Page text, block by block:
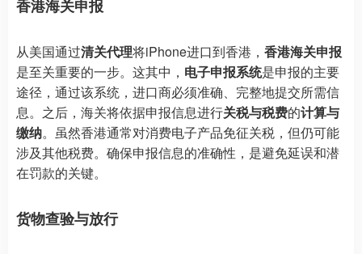
香港海关申报
从美国通过清关代理将iPhone进口到香港， 香港海关申报
是至关重要的一步。这其中， 电子申报系统是申报的主要
途径，通过该系统，进口商必须准确、完整地提交所需信
息。之后，海关将依据申报信息进行关税与税费的计算与
缴纳。虽然香港通常对消费电子产品免征关税，但仍可能
涉及其他税费。确保申报信息的准确性，是避免延误和潜
在罚款的关键。
货物查验与放行